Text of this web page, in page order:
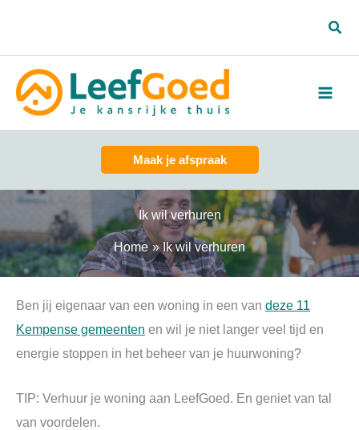
de
inhoud
Maak je afspraak
Ik wil verhuren
Home Ik wil verhuren
Ben jij eigenaar van een woning in een van deze 11
Kempense gemeenten en wil je niet langer veel tijd en
energie stoppen in het beheer van je huurwoning?
TIP: Verhuur je woning aan LeefGoed. En geniet van tal
van voordelen.